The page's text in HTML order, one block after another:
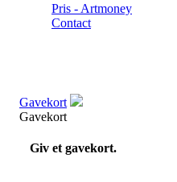
Pris - Artmoney
Contact
Gavekort
Gavekort
Giv et gavekort.